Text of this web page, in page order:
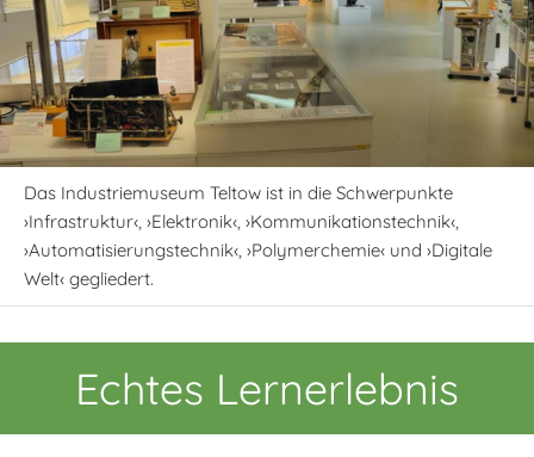
Das Industriemuseum Teltow ist in die Schwerpunkte
›Infrastruktur‹, ›Elektronik‹, ›Kommunikationstechnik‹,
›Automatisierungstechnik‹, ›Polymerchemie‹ und ›Digitale
Welt‹ gegliedert.
Echtes Lernerlebnis